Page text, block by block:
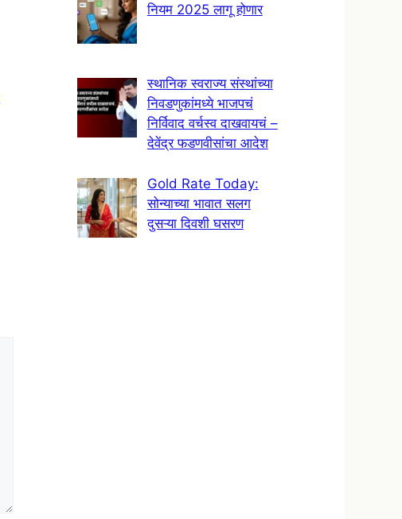
नियम 2025 लागू होणार
स्थानिक स्वराज्य संस्थांच्या
निवडणुकांमध्ये भाजपचं
निर्विवाद वर्चस्व दाखवायचं –
देवेंद्र फडणवीसांचा आदेश
Gold Rate Today:
सोन्याच्या भावात सलग
दुसऱ्या दिवशी घसरण